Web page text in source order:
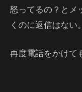
怒ってるの？とメ
くのに返信はない
再度電話をかけて